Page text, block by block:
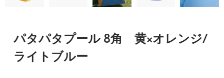
パタパタプール 8角 黄×オレンジ/
ライトブルー